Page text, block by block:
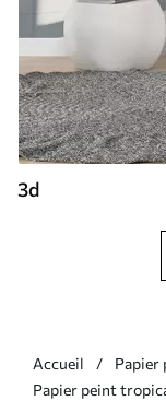
3d
Accueil Papier
Papier peint